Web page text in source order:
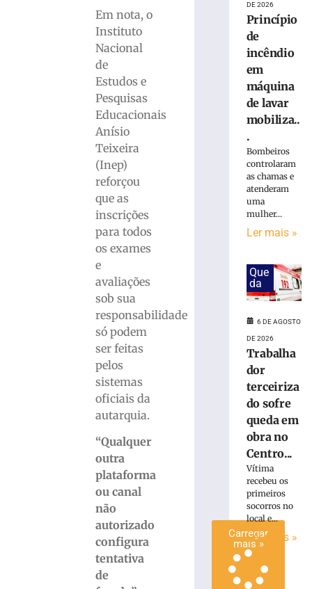
Em nota, o
Instituto
Nacional
de
Estudos e
Pesquisas
Educacionais
Anísio
Teixeira
(Inep)
reforçou
que as
inscrições
para todos
os exames
e
avaliações
sob sua
responsabilidade
só podem
ser feitas
pelos
sistemas
oficiais da
autarquia.
“Qualquer
outra
plataforma
ou canal
não
autorizado
configura
tentativa
de
Estudos
letivo
intercâmbio
estudantes
Brusque
experiência
Alemanha
Carregar
mais »
DE 2026
Princípio
de
incêndio
em
máquina
de lavar
mobiliza..
.
Bombeiros
controlaram
as chamas e
atenderam
uma
mulher...
Ler mais »
Que
da
6 DE AGOSTO
DE 2026
Trabalha
dor
terceiriza
do sofre
queda em
obra no
Centro...
Vítima
recebeu os
primeiros
socorros no
local e...
Ler mais »